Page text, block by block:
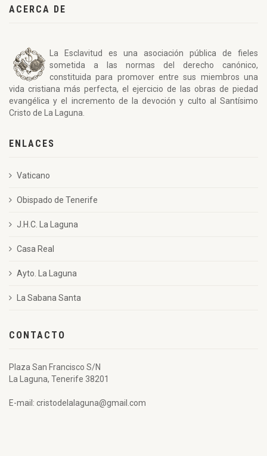
ACERCA DE
La Esclavitud es una asociación pública de fieles
sometida a las normas del derecho canónico,
constituida para promover entre sus miembros una
vida cristiana más perfecta, el ejercicio de las obras de piedad
evangélica y el incremento de la devoción y culto al Santísimo
Cristo de La Laguna.
ENLACES
Vaticano
Obispado de Tenerife
J.H.C. La Laguna
Casa Real
Ayto. La Laguna
La Sabana Santa
CONTACTO
Plaza San Francisco S/N
La Laguna, Tenerife 38201
E-mail: cristodelalaguna@gmail.com